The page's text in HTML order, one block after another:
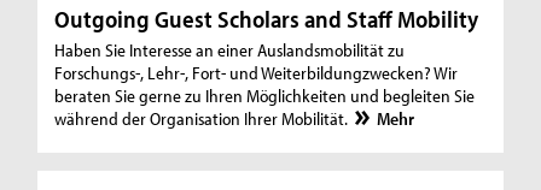
Outgoing Guest Scholars and Staff Mobility
Haben Sie Interesse an einer Auslandsmobilität zu
Forschungs-, Lehr-, Fort- und Weiterbildungzwecken? Wir
beraten Sie gerne zu Ihren Möglichkeiten und begleiten Sie
während der Organisation Ihrer Mobilität.
Mehr